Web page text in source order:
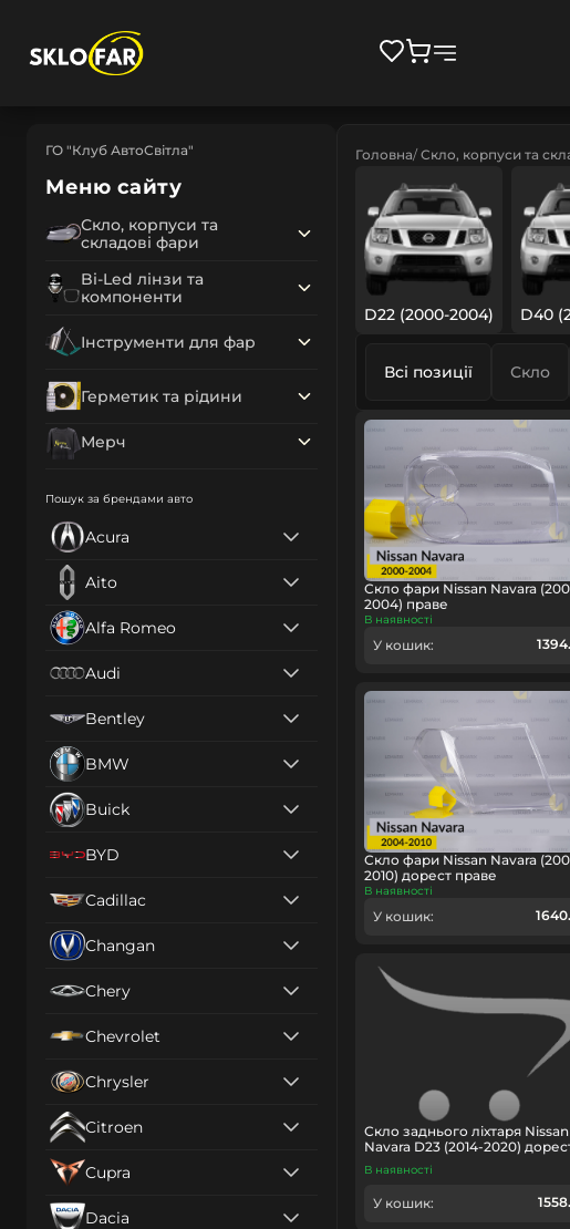
ГО "Клуб АвтоСвітла"
Меню сайту
Скло, корпуси та
складові фари
Bi-Led лінзи та
компоненти
Інструменти для фар
Герметик та рідини
Мерч
Пошук за брендами авто
Acura
Aito
Alfa Romeo
Audi
Bentley
BMW
Buick
BYD
Cadillac
Changan
Chery
Chevrolet
Chrysler
Citroen
Cupra
Dacia
Головна Скло, корпуси та
D22 (2000-2004) D40
Всі позиції Скло
Скло фари Nissan Navara
2004) праве
В наявності
У кошик:
Скло фари Nissan Navara
2010) дорест праве
В наявності
У кошик:
Скло заднього ліхтаря Nissan
Navara D23 (2014-2020)
В наявності
У кошик: